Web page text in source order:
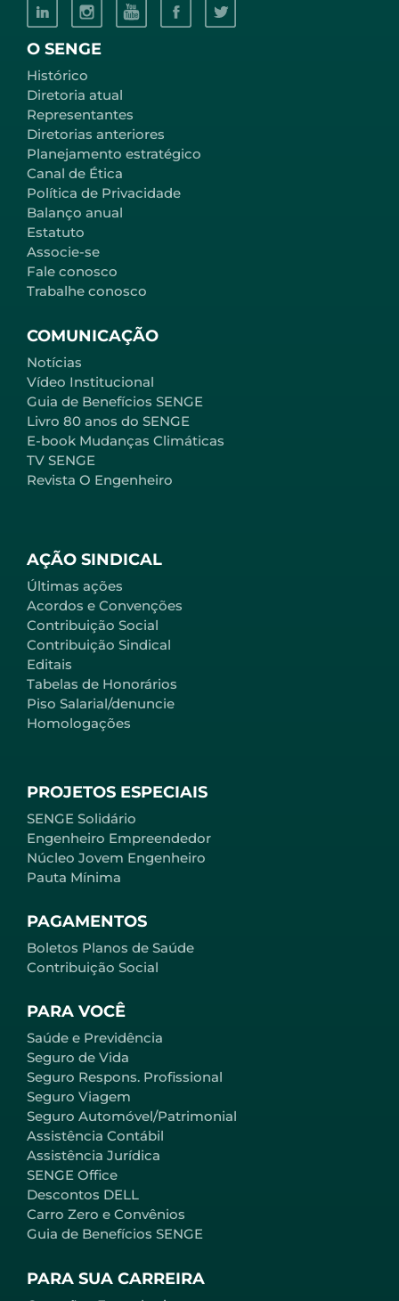
PARA VOCÊ
Saúde e Previdência
Seguro de Vida
Seguro Respons. Profissional
Seguro Viagem
Seguro Automóvel/Patrimonial
Assistência Contábil
Assistência Jurídica
SENGE Office
Descontos DELL
Carro Zero e Convênios
Guia de Benefícios SENGE
PARA SUA CARREIRA
AÇÃO SINDICAL
Últimas ações
Acordos e Convenções
Contribuição Social
Contribuição Sindical
Editais
Tabelas de Honorários
Piso Salarial/denuncie
Homologações
PROJETOS ESPECIAIS
SENGE Solidário
Engenheiro Empreendedor
Núcleo Jovem Engenheiro
Pauta Mínima
PAGAMENTOS
Boletos Planos de Saúde
Contribuição Social
O SENGE
Histórico
Diretoria atual
Representantes
Diretorias anteriores
Planejamento estratégico
Canal de Ética
Política de Privacidade
Balanço anual
Estatuto
Associe-se
Fale conosco
Trabalhe conosco
COMUNICAÇÃO
Notícias
Vídeo Institucional
Guia de Benefícios SENGE
Livro 80 anos do SENGE
E-book Mudanças Climáticas
TV SENGE
Revista O Engenheiro